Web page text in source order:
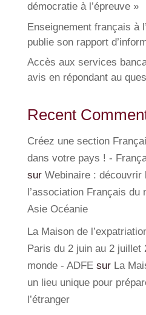
démocratie à l’épreuve »
Enseignement français à
publie son rapport
Accès aux services
avis en répondant au
Recent
Créez une section
dans votre pays ! -
sur Webinaire : découvrir
l’association Français du
Asie Océanie
La Maison de
Paris du 2 juin au 2 juillet
monde - ADFEsur La
un lieu unique pour
l’étranger